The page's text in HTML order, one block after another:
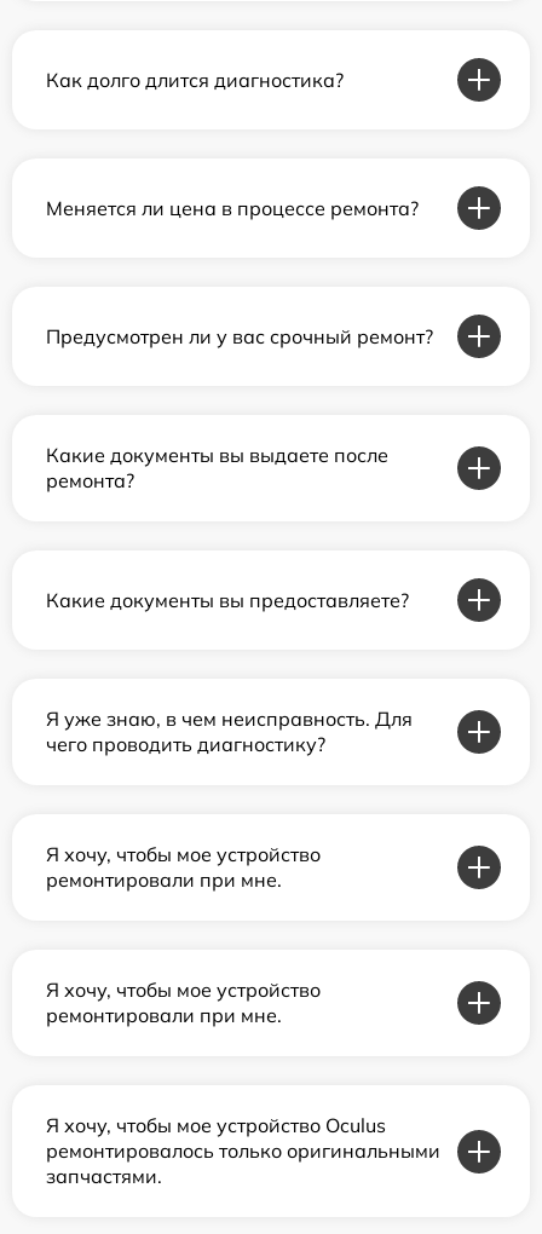
Как долго длится диагностика?
Меняется ли цена в процессе ремонта?
Предусмотрен ли у вас срочный ремонт?
Какие документы вы выдаете после
ремонта?
Какие документы вы предоставляете?
Я уже знаю, в чем неисправность. Для
чего проводить диагностику?
Я хочу, чтобы мое устройство
ремонтировали при мне.
Я хочу, чтобы мое устройство
ремонтировали при мне.
Я хочу, чтобы мое устройство Oculus
ремонтировалось только оригинальными
запчастями.